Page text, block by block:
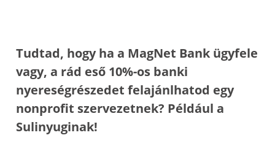
Tudtad, hogy ha a MagNet Bank ügyfele
vagy, a rád eső 10%-os banki
nyereségrészedet felajánlhatod egy
nonprofit szervezetnek? Például a
Sulinyuginak!